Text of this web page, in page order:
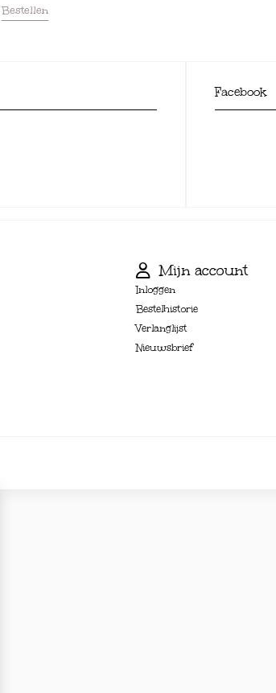
Bestellen
Facebook
Mijn account
Inloggen
Bestelhistorie
Verlanglijst
Nieuwsbrief